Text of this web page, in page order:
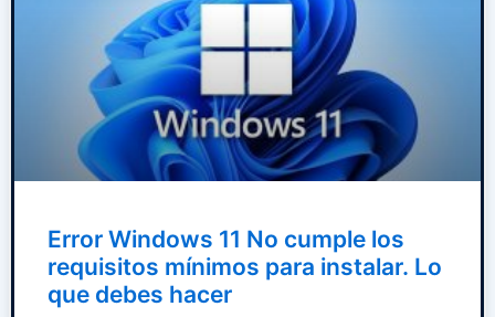
Error Windows 11 No cumple los
requisitos mínimos para instalar. Lo
que debes hacer